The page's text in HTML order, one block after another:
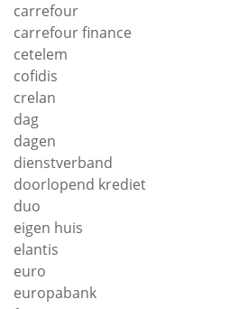
carrefour
carrefour finance
cetelem
cofidis
crelan
dag
dagen
dienstverband
doorlopend krediet
duo
eigen huis
elantis
euro
europabank